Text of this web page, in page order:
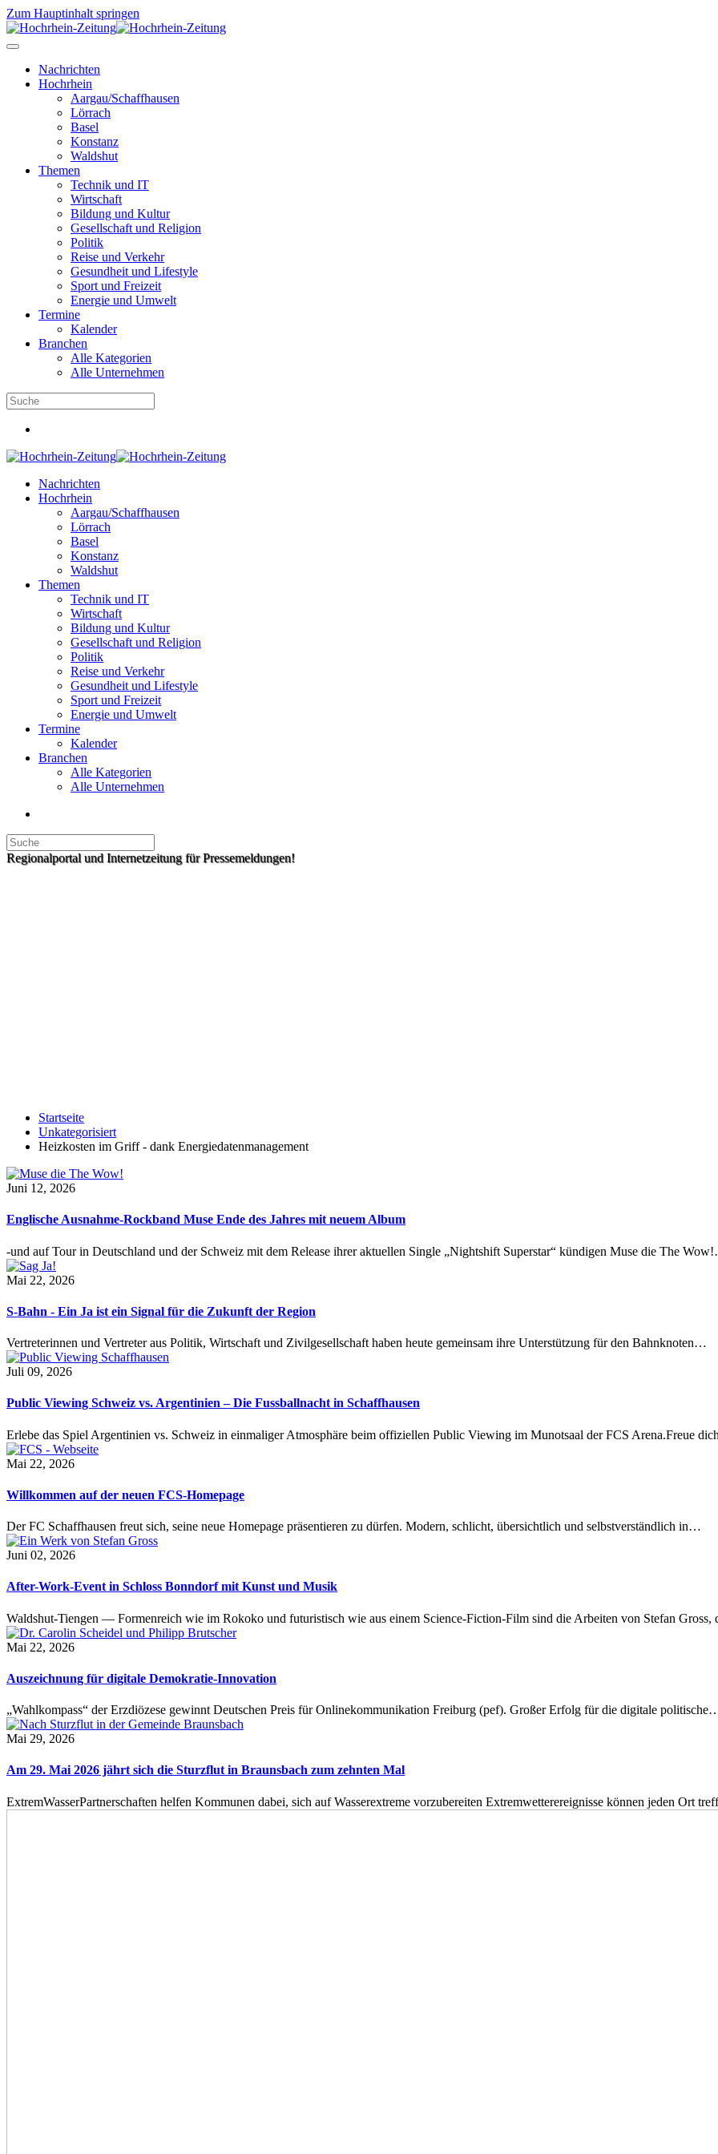
Zum Hauptinhalt springen
Nachrichten
Hochrhein
Aargau/Schaffhausen
Lörrach
Basel
Konstanz
Waldshut
Themen
Technik und IT
Wirtschaft
Bildung und Kultur
Gesellschaft und Religion
Politik
Reise und Verkehr
Gesundheit und Lifestyle
Sport und Freizeit
Energie und Umwelt
Termine
Kalender
Branchen
Alle Kategorien
Alle Unternehmen
Nachrichten
Hochrhein
Aargau/Schaffhausen
Lörrach
Basel
Konstanz
Waldshut
Themen
Technik und IT
Wirtschaft
Bildung und Kultur
Gesellschaft und Religion
Politik
Reise und Verkehr
Gesundheit und Lifestyle
Sport und Freizeit
Energie und Umwelt
Termine
Kalender
Branchen
Alle Kategorien
Alle Unternehmen
Regionalportal und Internetzeitung für Pressemeldungen!
Startseite
Unkategorisiert
Heizkosten im Griff - dank Energiedatenmanagement
Juni 12, 2026
Englische Ausnahme-Rockband Muse Ende des Jahres mit neuem Album
-und auf Tour in Deutschland und der Schweiz mit dem Release ihrer aktuellen Single „Nightshift Superstar“ kündigen Muse die The
Mai 22, 2026
S-Bahn - Ein Ja ist ein Signal für die Zukunft der Region
Vertreterinnen und Vertreter aus Politik, Wirtschaft und Zivilgesellschaft haben heute gemeinsam ihre Unterstützung für den Bahnknoten…
Juli 09, 2026
Public Viewing Schweiz vs. Argentinien – Die Fussballnacht in Schaffhausen
Erlebe das Spiel Argentinien vs. Schweiz in einmaliger Atmosphäre beim offiziellen Public Viewing im Munotsaal der FCS Arena.Freue
Mai 22, 2026
Willkommen auf der neuen FCS-Homepage
Der FC Schaffhausen freut sich, seine neue Homepage präsentieren zu dürfen. Modern, schlicht, übersichtlich und selbstverständlich in…
Juni 02, 2026
After-Work-Event in Schloss Bonndorf mit Kunst und Musik
Waldshut-Tiengen — Formenreich wie im Rokoko und futuristisch wie aus einem Science-Fiction-Film sind die Arbeiten von Stefan
Mai 22, 2026
Auszeichnung für digitale Demokratie-Innovation
„Wahlkompass“ der Erzdiözese gewinnt Deutschen Preis für Onlinekommunikation Freiburg (pef). Großer Erfolg für die digitale
Mai 29, 2026
Am 29. Mai 2026 jährt sich die Sturzflut in Braunsbach zum zehnten Mal
ExtremWasserPartnerschaften helfen Kommunen dabei, sich auf Wasserextreme vorzubereiten Extremwetterereignisse können jeden Ort